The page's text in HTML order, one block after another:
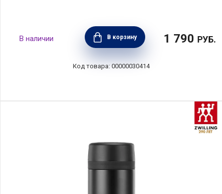
В корзину 1 790 РУБ.
00000030414